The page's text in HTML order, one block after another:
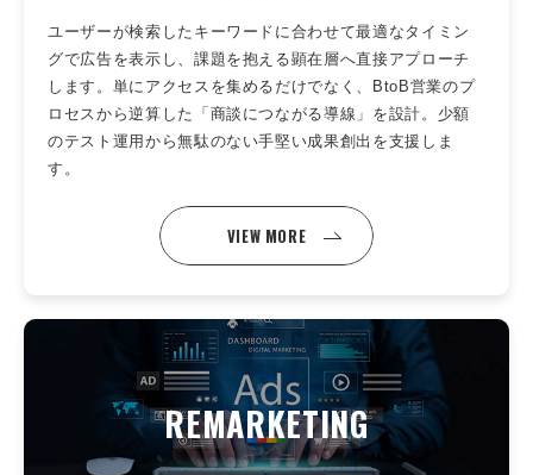
ユーザーが検索したキーワードに合わせて最適なタイミン
グで広告を表示し、課題を抱える顕在層へ直接アプローチ
します。単にアクセスを集めるだけでなく、BtoB営業のプ
ロセスから逆算した「商談につながる導線」を設計。少額
のテスト運用から無駄のない手堅い成果創出を支援しま
す。
VIEW MORE
REMARKETING